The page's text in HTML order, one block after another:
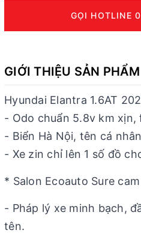
GỌI HOTLINE
GIỚI THIỆU SẢN PHẨM
Hyundai Elantra 1.6AT
- Odo chuẩn 5.8v km xịn,
- Biển Hà Nội, tên cá nhân
- Xe zin chỉ lên 1 số đồ
* Salon Ecoauto Sure
- Pháp lý xe minh bạch,
tên.